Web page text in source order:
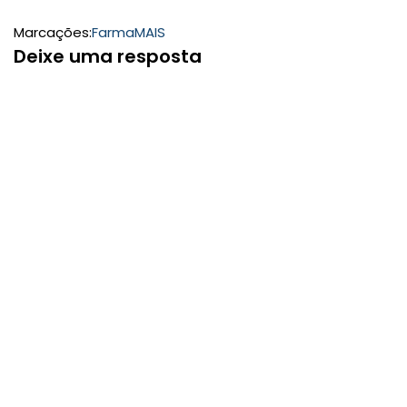
Marcações:FarmaMAIS
Deixe uma resposta